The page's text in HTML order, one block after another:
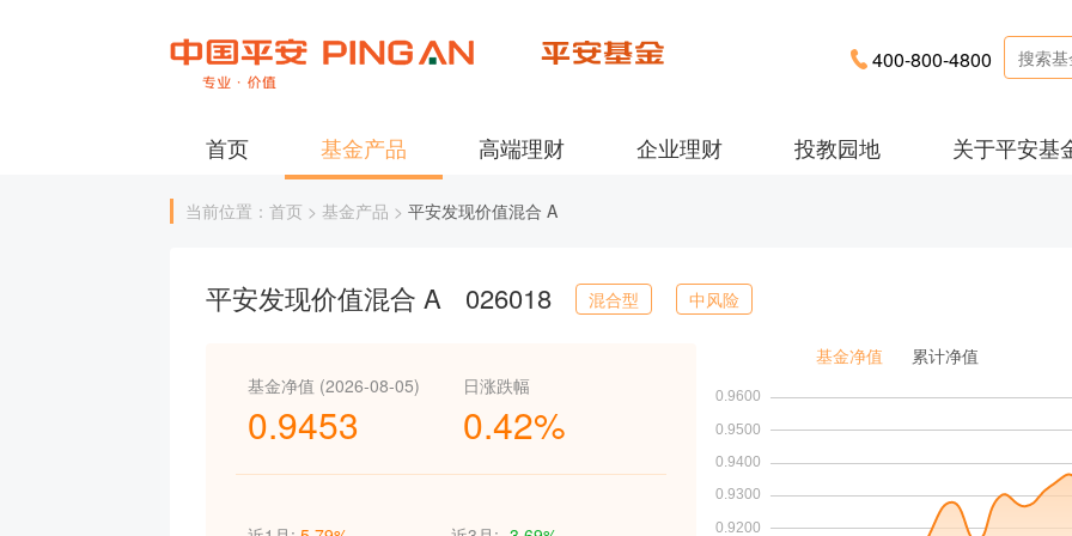
400-800-4800
首页 基金产品 高端理财 企业理财 投教园地 关于平安基
当前位置：首页 > 基金产品 > 平安发现价值混合 A
平安发现价值混合 A 026018 混合型 中风险
基金净值 (2026-08-05)
0.9453
日涨跌幅
0.42%
基金净值 累计净值